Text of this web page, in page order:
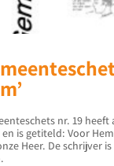
nr. 19 heeft
en is getiteld: Voor
Heer. De schrijver